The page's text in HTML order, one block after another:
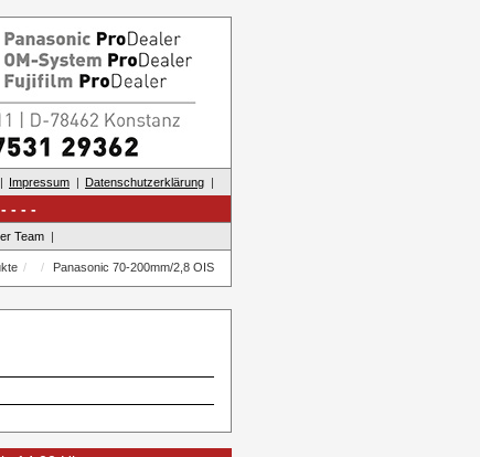
Impressum Datenschutzerklärung
Team
Panasonic 70-200mm/2,8 OIS